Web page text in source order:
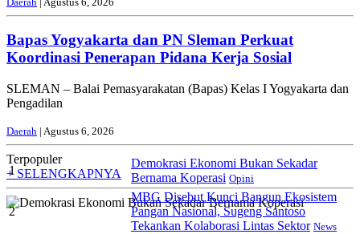
Bapas Yogyakarta dan PN Sleman Perkuat
Koordinasi Penerapan Pidana Kerja Sosial
SLEMAN – Balai Pemasyarakatan (Bapas) Kelas I Yogyakarta dan
Pengadilan
Daerah | Agustus 6, 2026
Terpopuler
+ SELENGKAPNYA
1
Demokrasi Ekonomi Bukan Sekadar
Bernama Koperasi Opini
2
MBG Disebut Kunci Bangun Ekosistem
Pangan Nasional, Sugeng Santoso
Tekankan Kolaborasi Lintas Sektor News